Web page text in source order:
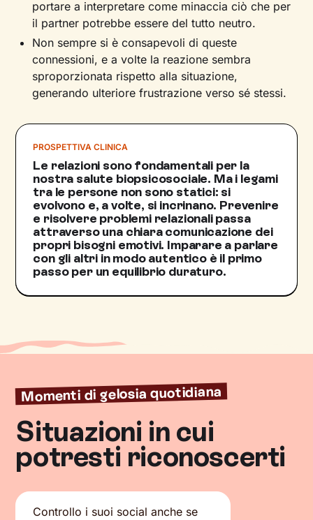
portare a interpretare come minaccia ciò che per
il partner potrebbe essere del tutto neutro.
Non sempre si è consapevoli di queste
connessioni, e a volte la reazione sembra
sproporzionata rispetto alla situazione,
generando ulteriore frustrazione verso sé stessi.
PROSPETTIVA CLINICA
Le relazioni sono fondamentali per la
nostra salute biopsicosociale. Ma i legami
tra le persone non sono statici: si
evolvono e, a volte, si incrinano. Prevenire
e risolvere problemi relazionali passa
attraverso una chiara comunicazione dei
propri bisogni emotivi. Imparare a parlare
con gli altri in modo autentico è il primo
passo per un equilibrio duraturo.
Momenti di gelosia quotidiana
Situazioni in cui
potresti riconoscerti
Controllo i suoi social anche se